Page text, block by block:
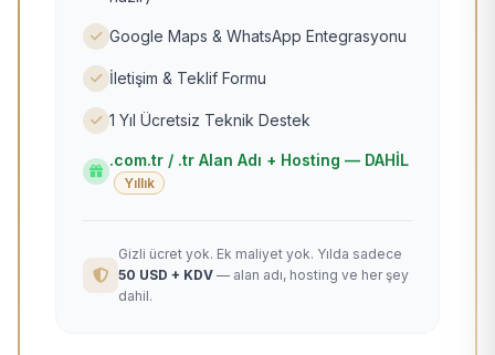
Google Maps & WhatsApp Entegrasyonu
İletişim & Teklif Formu
1 Yıl Ücretsiz Teknik Destek
.com.tr / .tr Alan Adı + Hosting — DAHİL
Yıllık
Gizli ücret yok. Ek maliyet yok. Yılda sadece
50 USD + KDV — alan adı, hosting ve her şey
dahil.